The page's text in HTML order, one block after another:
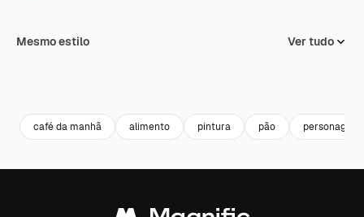
Mesmo estilo Ver tudo
café da manhã alimento pintura pão personagem